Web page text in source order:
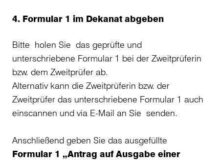
4. Formular 1 im Dekanat abgeben
Bitte holen Sie das geprüfte und
unterschriebene Formular 1 bei der Zweitprüferin
bzw. dem Zweitprüfer ab.
Alternativ kann die Zweitprüferin bzw. der
Zweitprüfer das unterschriebene Formular 1 auch
einscannen und via E-Mail an Sie senden.
Anschließend geben Sie das ausgefüllte
Formular 1 „Antrag auf Ausgabe einer